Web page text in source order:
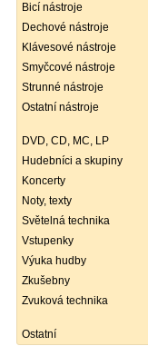
Bicí nástroje
Dechové nástroje
Klávesové nástroje
Smyčcové nástroje
Strunné nástroje
Ostatní nástroje
DVD, CD, MC, LP
Hudebníci a skupiny
Koncerty
Noty, texty
Světelná technika
Vstupenky
Výuka hudby
Zkušebny
Zvuková technika
Ostatní